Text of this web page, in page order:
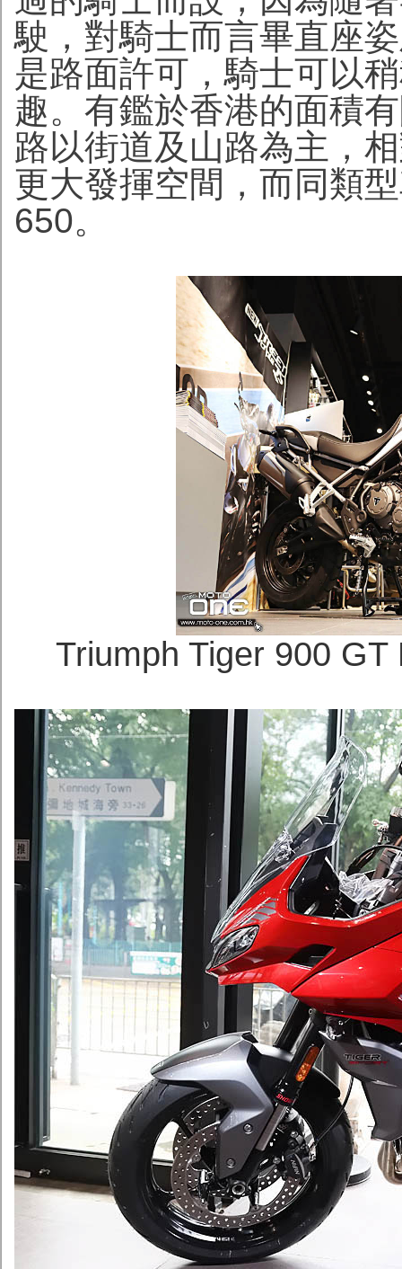
駛，對騎士而言畢直座
是路面許可，騎士可以
趣。有鑑於香港的面積
路以街道及山路為主，
更大發揮空間，而同類
650。
Triumph Tiger 900